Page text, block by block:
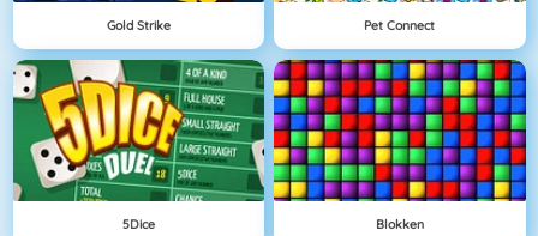
Gold Strike Pet Connect
5Dice Blokken